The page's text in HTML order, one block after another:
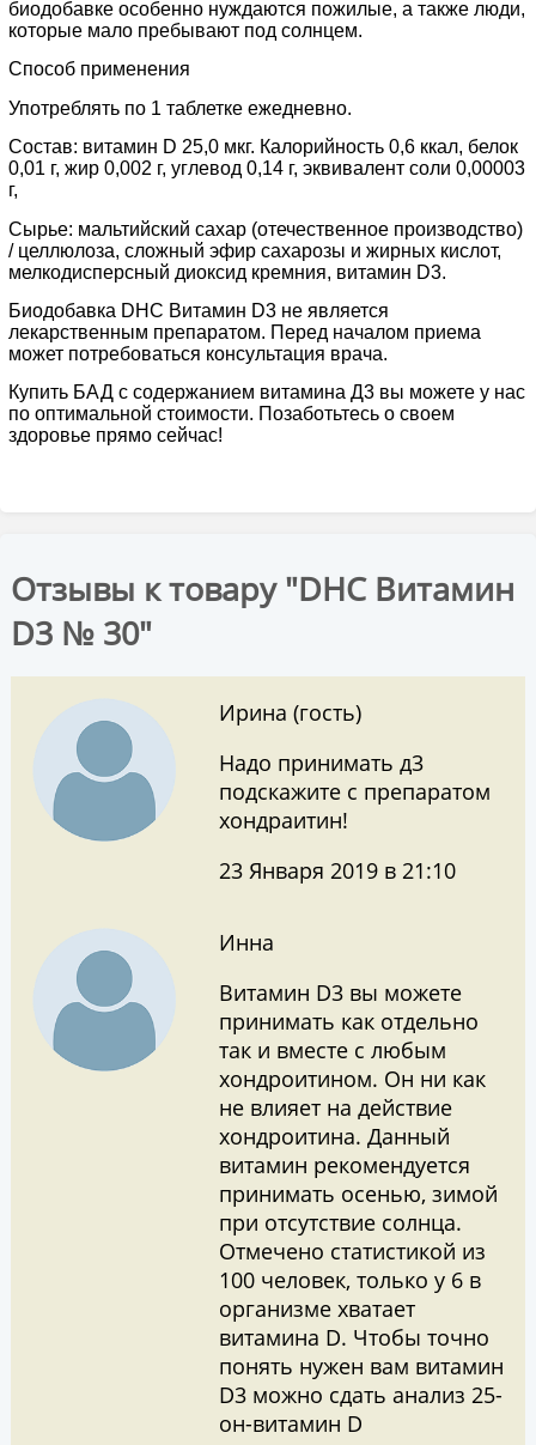
биодобавке особенно нуждаются пожилые, а также люди,
которые мало пребывают под солнцем.
Способ применения
Употреблять по 1 таблетке ежедневно.
Состав: витамин D 25,0 мкг. Калорийность 0,6 ккал, белок
0,01 г, жир 0,002 г, углевод 0,14 г, эквивалент соли 0,00003
г,
Сырье: мальтийский сахар (отечественное производство)
/ целлюлоза, сложный эфир сахарозы и жирных кислот,
мелкодисперсный диоксид кремния, витамин D3.
Биодобавка DHC Витамин D3 не является
лекарственным препаратом. Перед началом приема
может потребоваться консультация врача.
Купить БАД с содержанием витамина Д3 вы можете у нас
по оптимальной стоимости. Позаботьтесь о своем
здоровье прямо сейчас!
Отзывы к товару "DHC Витамин
D3 № 30"
Ирина (гость)
Надо принимать д3
подскажите с препаратом
хондраитин!
23 Января 2019 в 21:10
Инна
Витамин D3 вы можете
принимать как отдельно
так и вместе с любым
хондроитином. Он ни как
не влияет на действие
хондроитина. Данный
витамин рекомендуется
принимать осенью, зимой
при отсутствие солнца.
Отмечено статистикой из
100 человек, только у 6 в
организме хватает
витамина D. Чтобы точно
понять нужен вам витамин
D3 можно сдать анализ 25-
он-витамин D